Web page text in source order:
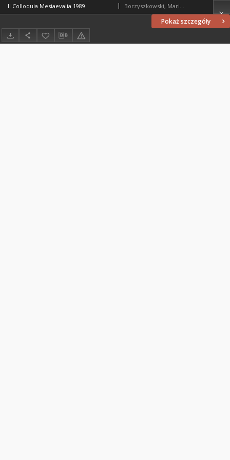
Pokaż szczegóły
II Colloquia Mesiaevalia 1989 Borzyszkowski, Marian (1936-2001)